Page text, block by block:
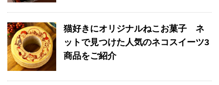
猫好きにオリジナルねこお菓子 ネ
ットで見つけた人気のネコスイーツ3
商品をご紹介